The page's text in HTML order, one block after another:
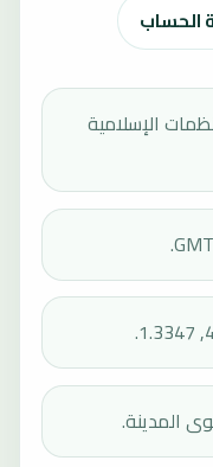
الحساب
الإسلامية
المدينة.